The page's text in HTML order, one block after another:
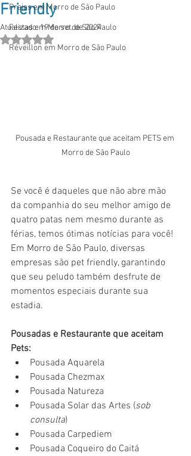
Praias em Morro de São Paulo
Festas em Morro de São Paulo
Réveillon em Morro de São Paulo
Friendly
Atualizado:19 de set. de 2024
Avaliado com NaN de 5 estrelas.
Pousada e Restaurante que aceitam PETS em
Morro de São Paulo
Se você é daqueles que não abre mão
da companhia do seu melhor amigo de
quatro patas nem mesmo durante as
férias, temos ótimas notícias para você!
Em Morro de São Paulo, diversas
empresas são pet friendly, garantindo
que seu peludo também desfrute de
momentos especiais durante sua
estadia.
Pousadas e Restaurante que aceitam
Pets:
Pousada Aquarela
Pousada Chezmax
Pousada Natureza
Pousada Solar das Artes (sob
consulta)
Pousada Carpediem
Pousada Coqueiro do Caitá